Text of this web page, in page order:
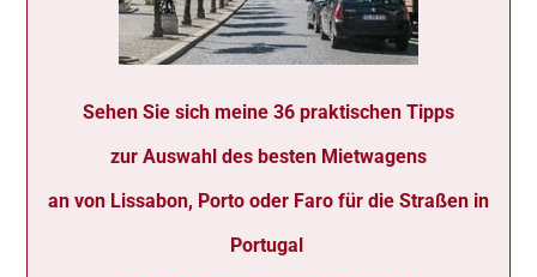
Sehen Sie sich meine 36 praktischen Tipps
zur Auswahl des besten Mietwagens
an von Lissabon, Porto oder Faro für die Straßen in
Portugal